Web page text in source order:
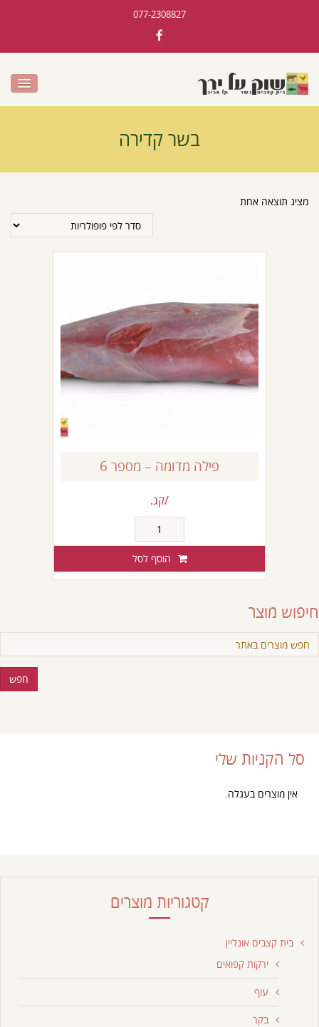
077-2308827
בשר קדירה
מציג תוצאה אחת
פילה מדומה – מספר 6
/קג.
של
פילה
מדומה
הוסף לסל
חיפוש מוצר
סל הקניות שלי
אין מוצרים בעגלה.
קטגוריות מוצרים
בית קצבים אונליין
ירקות קפואים
עוף
בקר